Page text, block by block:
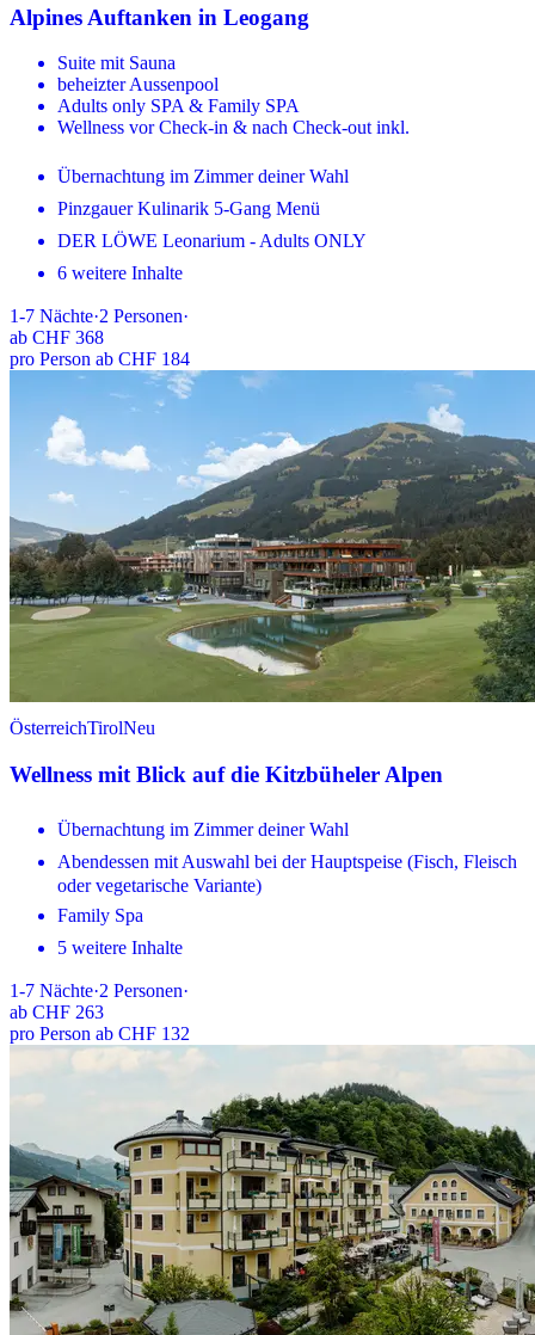
Alpines Auftanken in Leogang
Suite mit Sauna
beheizter Aussenpool
Adults only SPA & Family SPA
Wellness vor Check-in & nach Check-out inkl.
Übernachtung im Zimmer deiner Wahl
Pinzgauer Kulinarik 5-Gang Menü
DER LÖWE Leonarium - Adults ONLY
6 weitere Inhalte
1-7 Nächte·2 Personen·
ab CHF 368
pro Person ab CHF 184
ÖsterreichTirolNeu
Wellness mit Blick auf die Kitzbüheler Alpen
Übernachtung im Zimmer deiner Wahl
Abendessen mit Auswahl bei der Hauptspeise (Fisch, Fleisch
oder vegetarische Variante)
Family Spa
5 weitere Inhalte
1-7 Nächte·2 Personen·
ab CHF 263
pro Person ab CHF 132